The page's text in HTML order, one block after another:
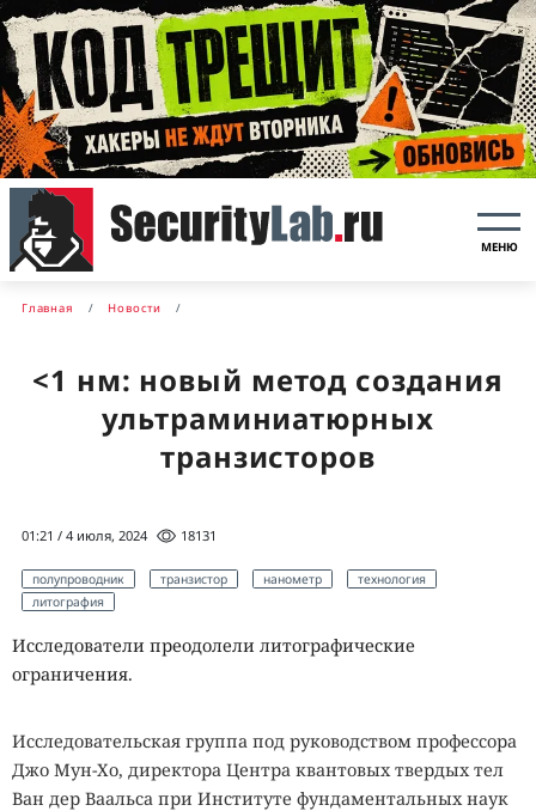
МЕНЮ
Главная Новости
<1 нм: новый метод создания
ультраминиатюрных
транзисторов
01:21 / 4 июля, 2024 18131
полупроводник транзистор нанометр
технология
литография
Исследователи преодолели литографические
ограничения.
Исследовательская группа под руководством профессора
Джо Мун-Хо, директора Центра квантовых твердых тел
Ван дер Ваальса при Институте фундаментальных наук